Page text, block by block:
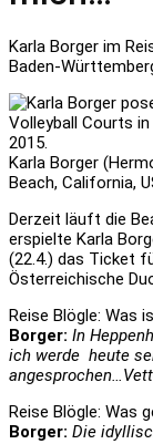
Karla Borger im
Baden-
Karla Borger
Beach, California,
Derzeit läuft die
erspielte Karla
(22.4.) das Ticket
Österreichische
Reise Blögle: Was
Borger: In
ich werde heute
Reise Blögle: Was
Borger: Die